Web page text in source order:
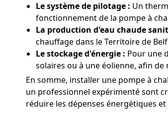
Le système de pilotage : Un
fonctionnement de la pompe à
La production d'eau chaude
chauffage dans le Territoire de
Le stockage d'énergie : Pour une
solaires ou à une éolienne, afin
En somme, installer une pompe à
un professionnel expérimenté sont
réduire les dépenses énergétiques